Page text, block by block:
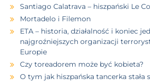
Santiago Calatrava – hiszpański Le
Mortadelo i Filemon
ETA – historia, działalność i koniec
najgroźniejszych organizacji
Europie
Czy toreadorem może być kobieta?
O tym jak hiszpańska tancerka stała